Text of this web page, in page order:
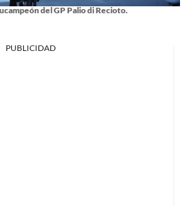
del GP Palio di Recioto.
PUBLICIDAD